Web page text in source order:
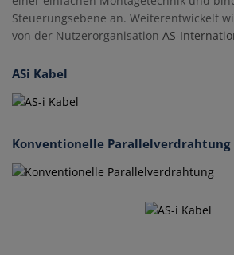
Steuerungsebene an. Weiterentwickelt
von der Nutzerorganisation AS-
ASi Kabel
Konventionelle Parallelverdrahtung